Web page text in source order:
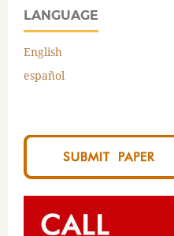
LANGUAGE
English
español